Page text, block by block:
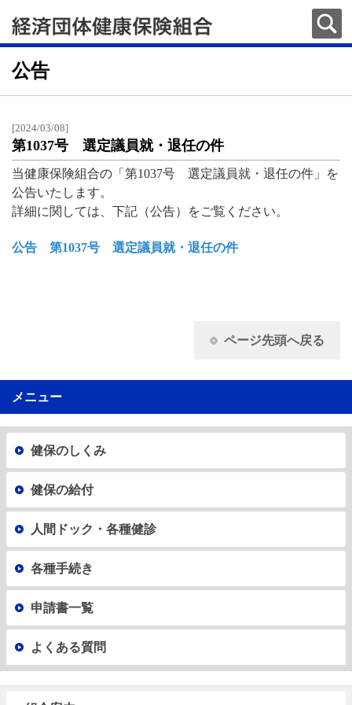
公告
[2024/03/08]
第1037号 選定議員就・退任の件
当健康保険組合の「第1037号 選定議員就・退任の件」を
公告いたします。
詳細に関しては、下記（公告）をご覧ください。
公告 第1037号 選定議員就・退任の件
ページ先頭へ戻る
メニュー
健保のしくみ
健保の給付
人間ドック・各種健診
各種手続き
申請書一覧
よくある質問